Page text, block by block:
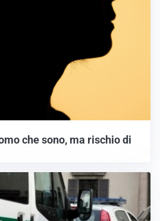
che sono, ma rischio di